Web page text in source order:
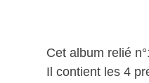
Cet album relié
Il contient les 4